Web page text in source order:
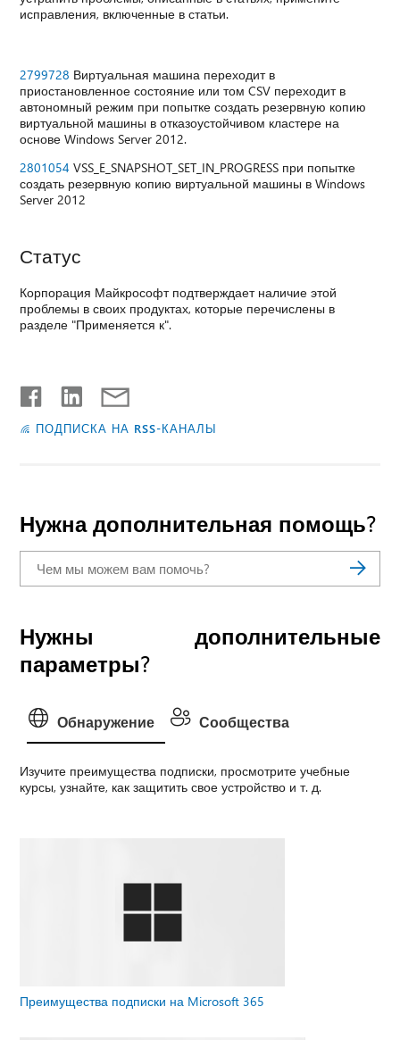
исправления, включенные в статьи.
2799728 Виртуальная машина переходит в
приостановленное состояние или том CSV переходит в
автономный режим при попытке создать резервную копию
виртуальной машины в отказоустойчивом кластере на
основе Windows Server 2012.
2801054 VSS_E_SNAPSHOT_SET_IN_PROGRESS при попытке
создать резервную копию виртуальной машины в Windows
Server 2012
Статус
Корпорация Майкрософт подтверждает наличие этой
проблемы в своих продуктах, которые перечислены в
разделе "Применяется к".
ПОДПИСКА НА RSS-КАНАЛЫ
Нужна дополнительная помощь?
Нужны дополнительные
параметры?
Обнаружение Сообщества
Изучите преимущества подписки, просмотрите учебные
курсы, узнайте, как защитить свое устройство и т. д.
Преимущества подписки на Microsoft 365